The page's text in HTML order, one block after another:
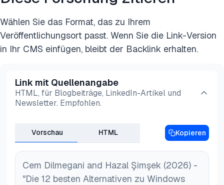
ActiveBatch.
Ein effizientes IT-Infrastruktur-Management setzt
eine robusteWorkload-Automatisierungvoraus,
und es gibt Dutzende von Workload-
Unternehmen möchten möglicherweise Aufgaben
nicht nur zu bestimmten Zeiten, sondern auch
durch bestimmte Trigger (z. B. Abschluss
bestimmter Jobs, Nachrichten usw.) planen.
Unternehmen benötigen möglicherweise auch eine
Betriebssysteme und Cloud-Umgebungen hinweg
zu orchestrieren.
nicht ausreichend. Sie müssen nach anderen
Workload-Automatisierungstools
suchen, die
ihren spezifischen Anforderungen entsprechen,
einschließlich bestimmter Funktionen,
Benutzerfreundlichkeit oder Skalierbarkeit.
Wählen Sie das Format, das zu Ihrem
Veröffentlichungsort passt. Wenn Sie die Link-Version
in Ihr CMS einfügen, bleibt der Backlink erhalten.
Link mit Quellenangabe
HTML, für Blogbeiträge, LinkedIn-Artikel und
Newsletter. Empfohlen.
Vorschau HTML Kopieren
Cem Dilmegani and Hazal Şimşek (2026) -
"Die 12 besten Alternativen zu Windows